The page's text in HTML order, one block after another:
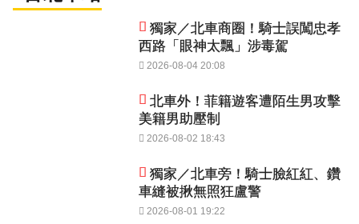
獨家／北車商圈！騎士誤闖忠孝
西路「眼神太飄」涉毒駕
2026-08-04 20:08
北車外！菲籍遊客遭陌生男攻擊
美籍男助壓制
2026-08-02 18:43
獨家／北車旁！騎士臉紅紅、鑽
車縫被揪無照狂盧警
2026-08-01 19:22